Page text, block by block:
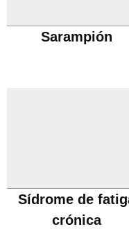
Sarampión
Sídrome de
crónica